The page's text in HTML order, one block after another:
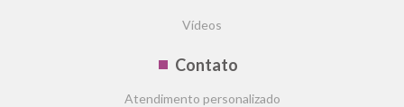
Vídeos
Contato
Atendimento personalizado